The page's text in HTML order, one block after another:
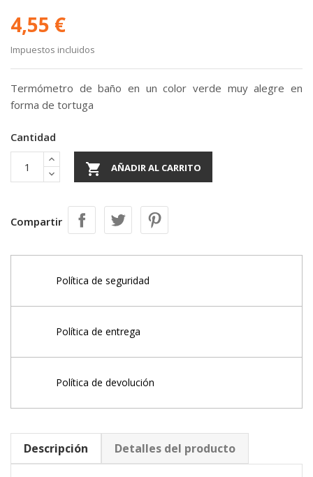
4,55 €
Impuestos incluidos
Termómetro de baño en un color verde muy alegre en
forma de tortuga
Cantidad
 AÑADIR AL CARRITO
Compartir
Política de seguridad
Política de entrega
Política de devolución
Descripción Detalles del producto